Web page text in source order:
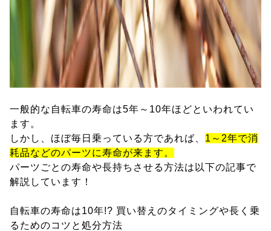
一般的な自転車の寿命は5年～10年ほどといわれてい
ます。
しかし、ほぼ毎日乗っている方であれば、 1～2年で消
耗品などのパーツに寿命が来ます。
パーツごとの寿命や長持ちさせる方法は以下の記事で
解説しています！
自転車の寿命は10年!? 買い替えのタイミングや長く乗
るためのコツと処分方法